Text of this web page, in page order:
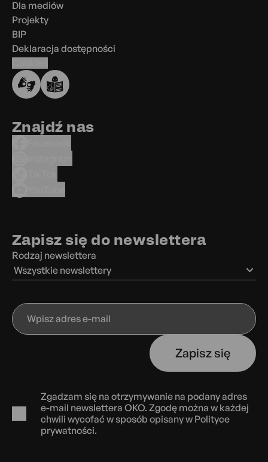
Dla mediów
Projekty
BIP
Deklaracja dostępności
Znajdź nas
Zapisz się do newslettera
Rodzaj newslettera
Wszystkie newslettery
Wpisz
adres
Zapisz się
Zgadzam się na otrzymywanie na podany adres
e-mail newslettera OKO. Zgodę można w każdej
chwili wycofać w sposób opisany w Polityce
prywatności.